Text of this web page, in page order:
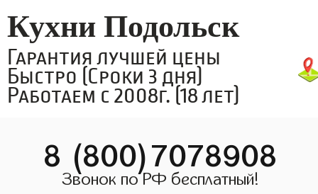
Кухни Подольск
Гарантия лучшей цены
Быстро (Сроки 3 дня)
Работаем с 2008г. (18 лет)
8 (800)7078908
Звонок по РФ бесплатный!